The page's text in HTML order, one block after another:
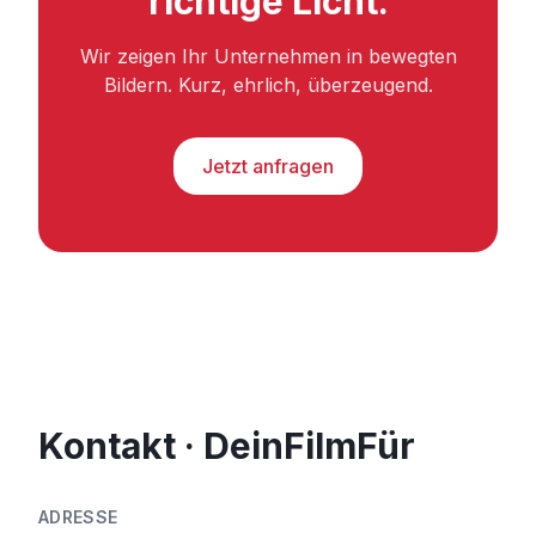
Wir zeigen Ihr Unternehmen in bewegten
Bildern. Kurz, ehrlich, überzeugend.
Jetzt anfragen
Kontakt · DeinFilmFür
ADRESSE